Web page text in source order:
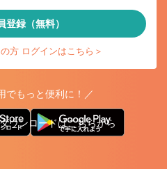
登録（無料）
方 ログインはこちら＞
でもっと便利に！／
ウンロードはこちらから